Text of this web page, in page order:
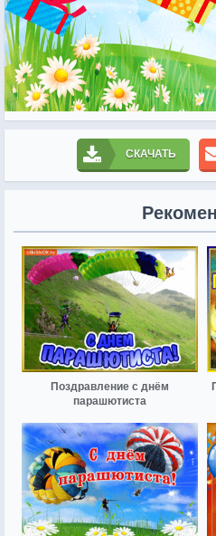
СКАЧАТЬ
Поздравление с днём
парашютиста